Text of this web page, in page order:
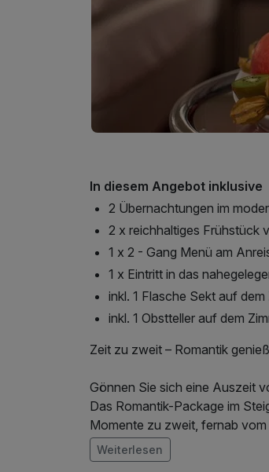
In diesem Angebot inklusive
2 Übernachtungen im
2 x reichhaltiges Frühstück
1 x 2 - Gang Menü am
1 x Eintritt in das
inkl. 1 Flasche Sekt auf dem
inkl. 1 Obstteller auf dem
Zeit zu zweit – Romantik
Gönnen Sie sich eine Auszeit
Das Romantik-Package im
Momente zu zweit, fernab vom
Freuen Sie sich auf stilvollen
Im Angebot enthalten
Weiterlesen